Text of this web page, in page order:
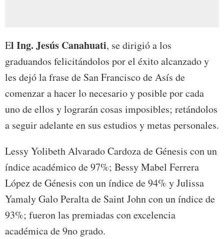
El Ing. Jesús Canahuati, se dirigió a los
graduandos felicitándolos por el éxito alcanzado y
les dejó la frase de San Francisco de Asís de
comenzar a hacer lo necesario y posible por cada
uno de ellos y lograrán cosas imposibles; retándolos
a seguir adelante en sus estudios y metas personales.
Lessy Yolibeth Alvarado Cardoza de Génesis con un
índice académico de 97%; Bessy Mabel Ferrera
López de Génesis con un índice de 94% y Julissa
Yamaly Galo Peralta de Saint John con un índice de
93%; fueron las premiadas con excelencia
académica de 9no grado.